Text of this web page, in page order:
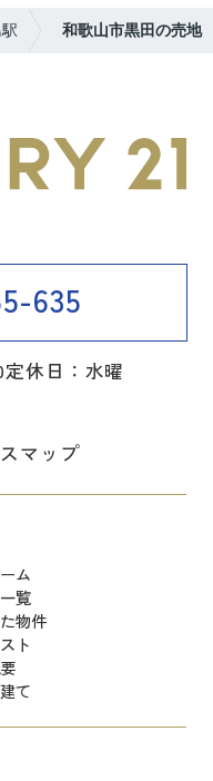
和歌山市黒田の売地
635
定休日：水曜
マップ
ム
覧
物件
ト
て